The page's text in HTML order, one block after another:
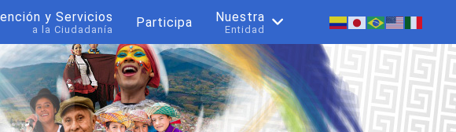
y Servicios
a la Ciudadanía Participa Nuestra
Entidad